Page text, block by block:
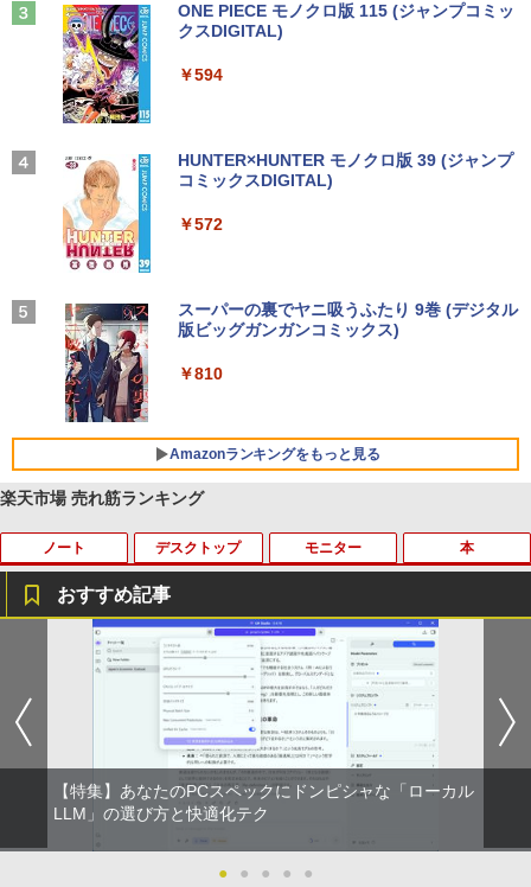
Anker Soundcore Liberty 5 ミッドナイトブ
ラック
￥14,990
【2026年アップグレード版】AOKIMI ワイヤ
レスイヤホン bluetooth イヤホン V12 小型
るーとゅーす コードレス ENCノイズキャン
￥1,964
￥3,480
見知らぬ糸
On My Road (Stadium ver.)
On My Road (Stadium ver.)
by Amazon 炭酸水 ラベルレス 500ml ×24本
art Basic)
by Amazon 天然水ラベルレス 2L×9本
￥1,117
【Amazon.co.jp限定】 伊藤園 磨かれて、澄
] [ 水 ] [ ペットボトル ] [ 箱買い ] [ ストック
￥998
ONE PIECE モノクロ版 115 (ジャンプコミッ
クスDIGITAL)
￥594
HUNTER×HUNTER モノクロ版 39 (ジャンプ
コミックスDIGITAL)
￥572
スーパーの裏でヤニ吸うふたり 9巻 (デジタル
版ビッグガンガンコミックス)
￥810
Amazonランキングをもっと見る
楽天市場 売れ筋ランキング
ノート
【期間限定 ポイントUP＆クーポン配
布】 Lenovo Chromebook Duet EDU G
2 2in1 ノートパソコン 83HKS00M00 Ch
romeOS MediaTek Kompanio 838 メモ
リ4GB eMMC64GB 10.95インチ タッチ
対応 再生品Sランク
￥29,800
レビュー投稿 5年保証｜MS Office 2024
デスクトップ
【送料無料】ETC: hp ProDesk 400 G6
Desktop Mini PC Core i5-10500T 2.30
GHz /メモリ16GB /SSD256GB/HDD500
GB/無線LAN/光学ドライブ付き/ 【Wind
ows11】WPS Office付き /超小型 中古デ
スクトップパソコン 【3ケ月保証】 ＆
おまけ付き（中古USB式キーボートとマ
ウス）
￥44,800
モニター
【期間限定10%OFFクーポン 8/12 10時
まで】 モニター 21.5インチ 100Hz FHD
VAパネル スピーカー搭載 ブルーライト
軽減 ノングレアタイプ 壁掛け対応 省ス
ペース 角度調整 高視野角 178° Adaptiv
e-Sync対応 MAXZEN MJM22CH03-F10
0
￥9,980
本
夏帆 The Tale of KAHO [ 村上 春樹 ]
￥2,860
プレステップ神道学（9） [ 國學院大學神
￥1,980
おすすめ記事
【特集】あなたのPCスペックにドンピシャな「ローカル
LLM」の選び方と快適化テク
● ● ● ● ●